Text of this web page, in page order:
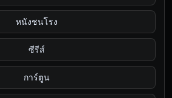
หนังชนโรง
ซีรีส์
การ์ตูน